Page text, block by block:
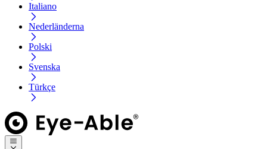
Italiano
Nederländerna
Polski
Svenska
Türkçe